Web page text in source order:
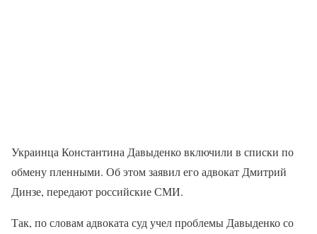
Украинца Константина Давыденко включили в списки по
обмену пленными. Об этом заявил его адвокат Дмитрий
Динзе, передают российские СМИ.
Так, по словам адвоката суд учел проблемы Давыденко со